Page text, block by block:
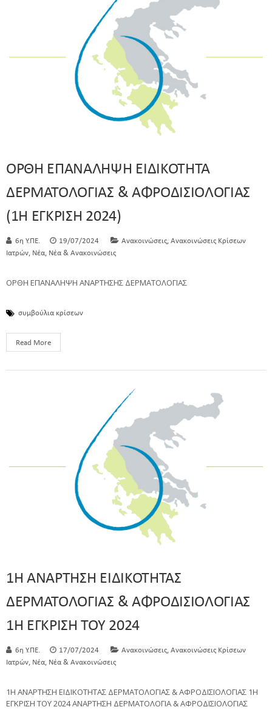
ΟΡΘΗ ΕΠΑΝΑΛΗΨΗ ΕΙΔΙΚΟΤΗΤΑ
ΔΕΡΜΑΤΟΛΟΓΙΑΣ & ΑΦΡΟΔΙΣΙΟΛΟΓΙΑΣ
(1Η ΕΓΚΡΙΣΗ 2024)
6η Υ.ΠΕ. 19/07/2024 Ανακοινώσεις, Ανακοινώσεις Κρίσεων
Ιατρών, Νέα, Νέα & Ανακοινώσεις
ΟΡΘΗ ΕΠΑΝΑΛΗΨΗ ΑΝΑΡΤΗΣΗΣ ΔΕΡΜΑΤΟΛΟΓΙΑΣ
συμβούλια κρίσεων
Read More
1Η ΑΝΑΡΤΗΣΗ ΕΙΔΙΚΟΤΗΤΑΣ
ΔΕΡΜΑΤΟΛΟΓΙΑΣ & ΑΦΡΟΔΙΣΙΟΛΟΓΙΑΣ
1Η ΕΓΚΡΙΣΗ ΤΟΥ 2024
6η Υ.ΠΕ. 17/07/2024 Ανακοινώσεις, Ανακοινώσεις Κρίσεων
Ιατρών, Νέα, Νέα & Ανακοινώσεις
1Η ΑΝΑΡΤΗΣΗ ΕΙΔΙΚΟΤΗΤΑΣ ΔΕΡΜΑΤΟΛΟΓΙΑΣ & ΑΦΡΟΔΙΣΙΟΛΟΓΙΑΣ 1Η
ΕΓΚΡΙΣΗ ΤΟΥ 2024 ΑΝΑΡΤΗΣΗ ΔΕΡΜΑΤΟΛΟΓΙΑ & ΑΦΡΟΔΙΣΙΟΛΟΓΙΑΣ